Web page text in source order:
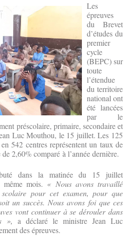
Les
épreuves
du Brevet
d’études du
premier
cycle
(BEPC) sur
toute
l’étendue
du territoire
national ont
été lancées
par le
préscolaire, primaire, secondaire et
Luc Mouthou, le 15 juillet. Les 125
542 centres représentent un taux de
2,60% comparé à l’année dernière.
dans la matinée du 15 juillet
mois. « Nous avons travaillé
pour cet examen, pour que
un succès. Nous avons foi que ces
vont continuer à se dérouler dans
», a déclaré le ministre Jean Luc
des épreuves.